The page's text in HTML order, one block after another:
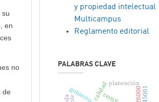
su
en
no
de
y propiedad intelectual
Multicampus
Reglamento editorial
PALABRAS CLAVE
gobierno
planeación